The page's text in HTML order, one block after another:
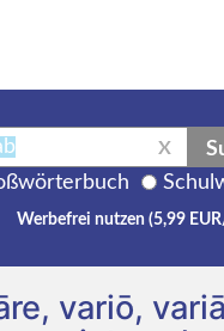
X
Werbefrei nutzen (5,99
variō,